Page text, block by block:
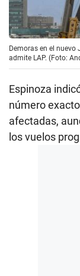
Demoras en el
admite LAP. (Foto:
Espinoza
número
afectadas,
los vuelos